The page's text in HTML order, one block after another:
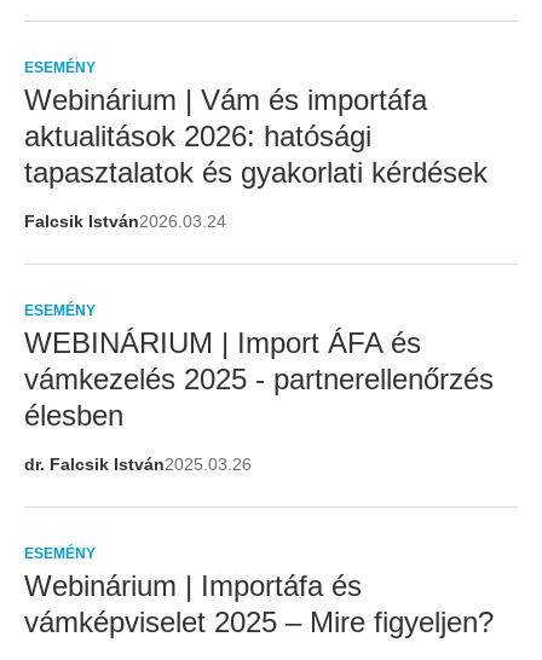
ESEMÉNY
Webinárium | Vám és importáfa
aktualitások 2026: hatósági
tapasztalatok és gyakorlati kérdések
Falcsik István2026.03.24
ESEMÉNY
WEBINÁRIUM | Import ÁFA és
vámkezelés 2025 - partnerellenőrzés
élesben
dr. Falcsik István2025.03.26
ESEMÉNY
Webinárium | Importáfa és
vámképviselet 2025 – Mire figyeljen?